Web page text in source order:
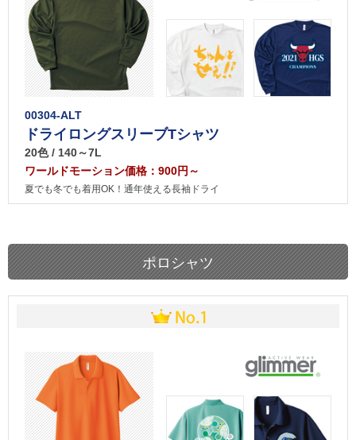
00304-ALT
ドライロングスリーブTシャツ
20色 / 140～7L
ワールドモーション価格：900円～
夏でも冬でも着用OK！通年使える長袖ドライ
ポロシャツ